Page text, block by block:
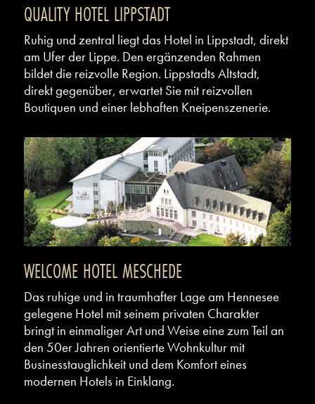
QUALITY HOTEL LIPPSTADT
Ruhig und zentral liegt das Hotel in Lippstadt, direkt
am Ufer der Lippe. Den ergänzenden Rahmen
bildet die reizvolle Region. Lippstadts Altstadt,
direkt gegenüber, erwartet Sie mit reizvollen
Boutiquen und einer lebhaften Kneipenszenerie.
WELCOME HOTEL MESCHEDE
Das ruhige und in traumhafter Lage am Hennesee
gelegene Hotel mit seinem privaten Charakter
bringt in einmaliger Art und Weise eine zum Teil an
den 50er Jahren orientierte Wohnkultur mit
Businesstauglichkeit und dem Komfort eines
modernen Hotels in Einklang.